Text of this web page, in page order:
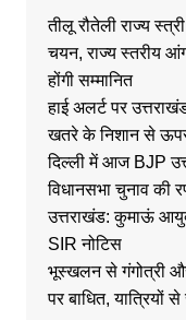
तीलू रौतेली राज्य
चयन, राज्य स्तरीय
होंगी सम्मानित
हाई अलर्ट पर
खतरे के निशान से
दिल्ली में आज BJP
विधानसभा चुनाव की
उत्तराखंड: कुमाऊं
SIR नोटिस
भूस्खलन से गंगोत्री और
पर बाधित, यात्रियों